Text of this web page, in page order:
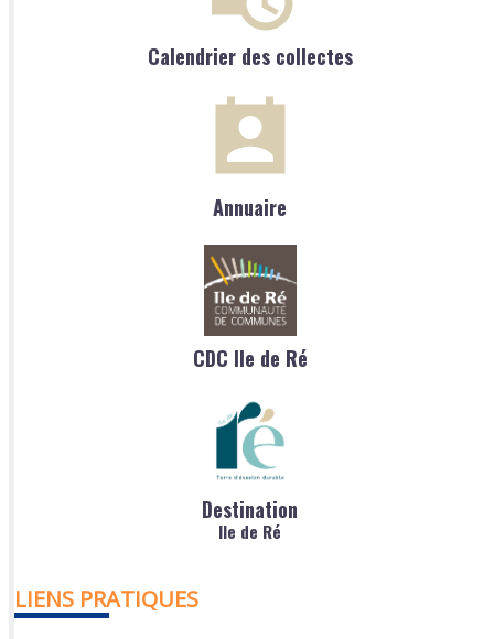
Calendrier des collectes
Annuaire
CDC Ile de Ré
Destination
Ile de Ré
LIENS PRATIQUES